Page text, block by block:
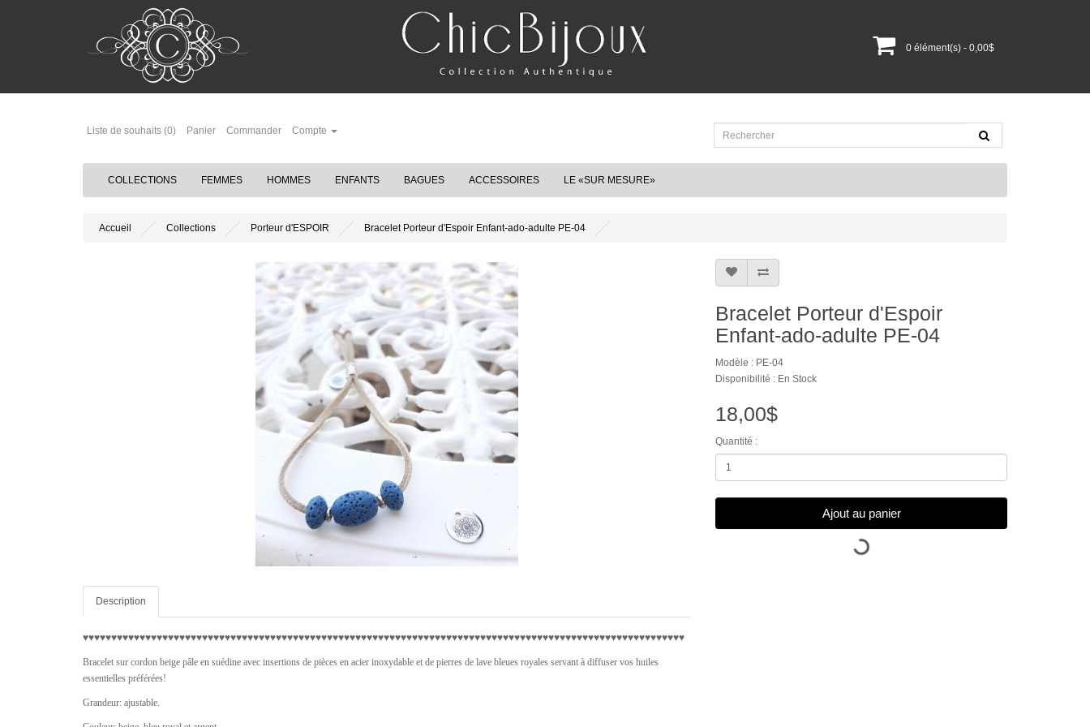
0 élément(s) - 0,00$
Liste de souhaits (0) Panier Commander Compte
COLLECTIONS FEMMES HOMMES ENFANTS BAGUES ACCESSOIRES LE «SUR MESURE»
Accueil Collections Porteur d'ESPOIR Bracelet Porteur d'Espoir Enfant-ado-adulte PE-04
Description
♥♥♥♥♥♥♥♥♥♥♥♥♥♥♥♥♥♥♥♥♥♥♥♥♥♥♥♥♥♥♥♥♥♥♥♥♥♥♥♥♥♥♥♥♥♥♥♥♥♥♥♥♥♥♥♥♥♥♥♥♥♥♥♥♥♥♥♥♥♥♥♥♥♥♥♥♥♥♥♥♥♥♥♥♥♥♥♥♥♥♥♥♥♥♥♥♥♥♥♥♥♥♥♥♥♥
Bracelet sur cordon beige pâle en suédine avec insertions de pièces en acier inoxydable et de pierres de lave bleues royales servant à diffuser vos huiles
essentielles préférées!
Grandeur: ajustable.
Bracelet Porteur d'Espoir
Enfant-ado-adulte PE-04
Modèle : PE-04
Disponibilité : En Stock
18,00$
Quantité :
Ajout au panier